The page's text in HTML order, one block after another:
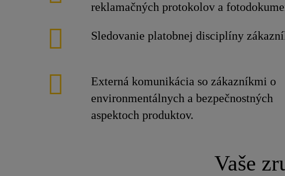
reklamačných protokolov a
Sledovanie platobnej disciplíny
Externá komunikácia so zákazníkmi o
environmentálnych a bezpečnostných
aspektoch produktov.
Vaše